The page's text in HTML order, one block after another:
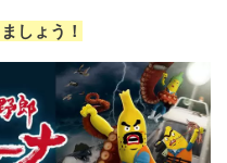
しょう！